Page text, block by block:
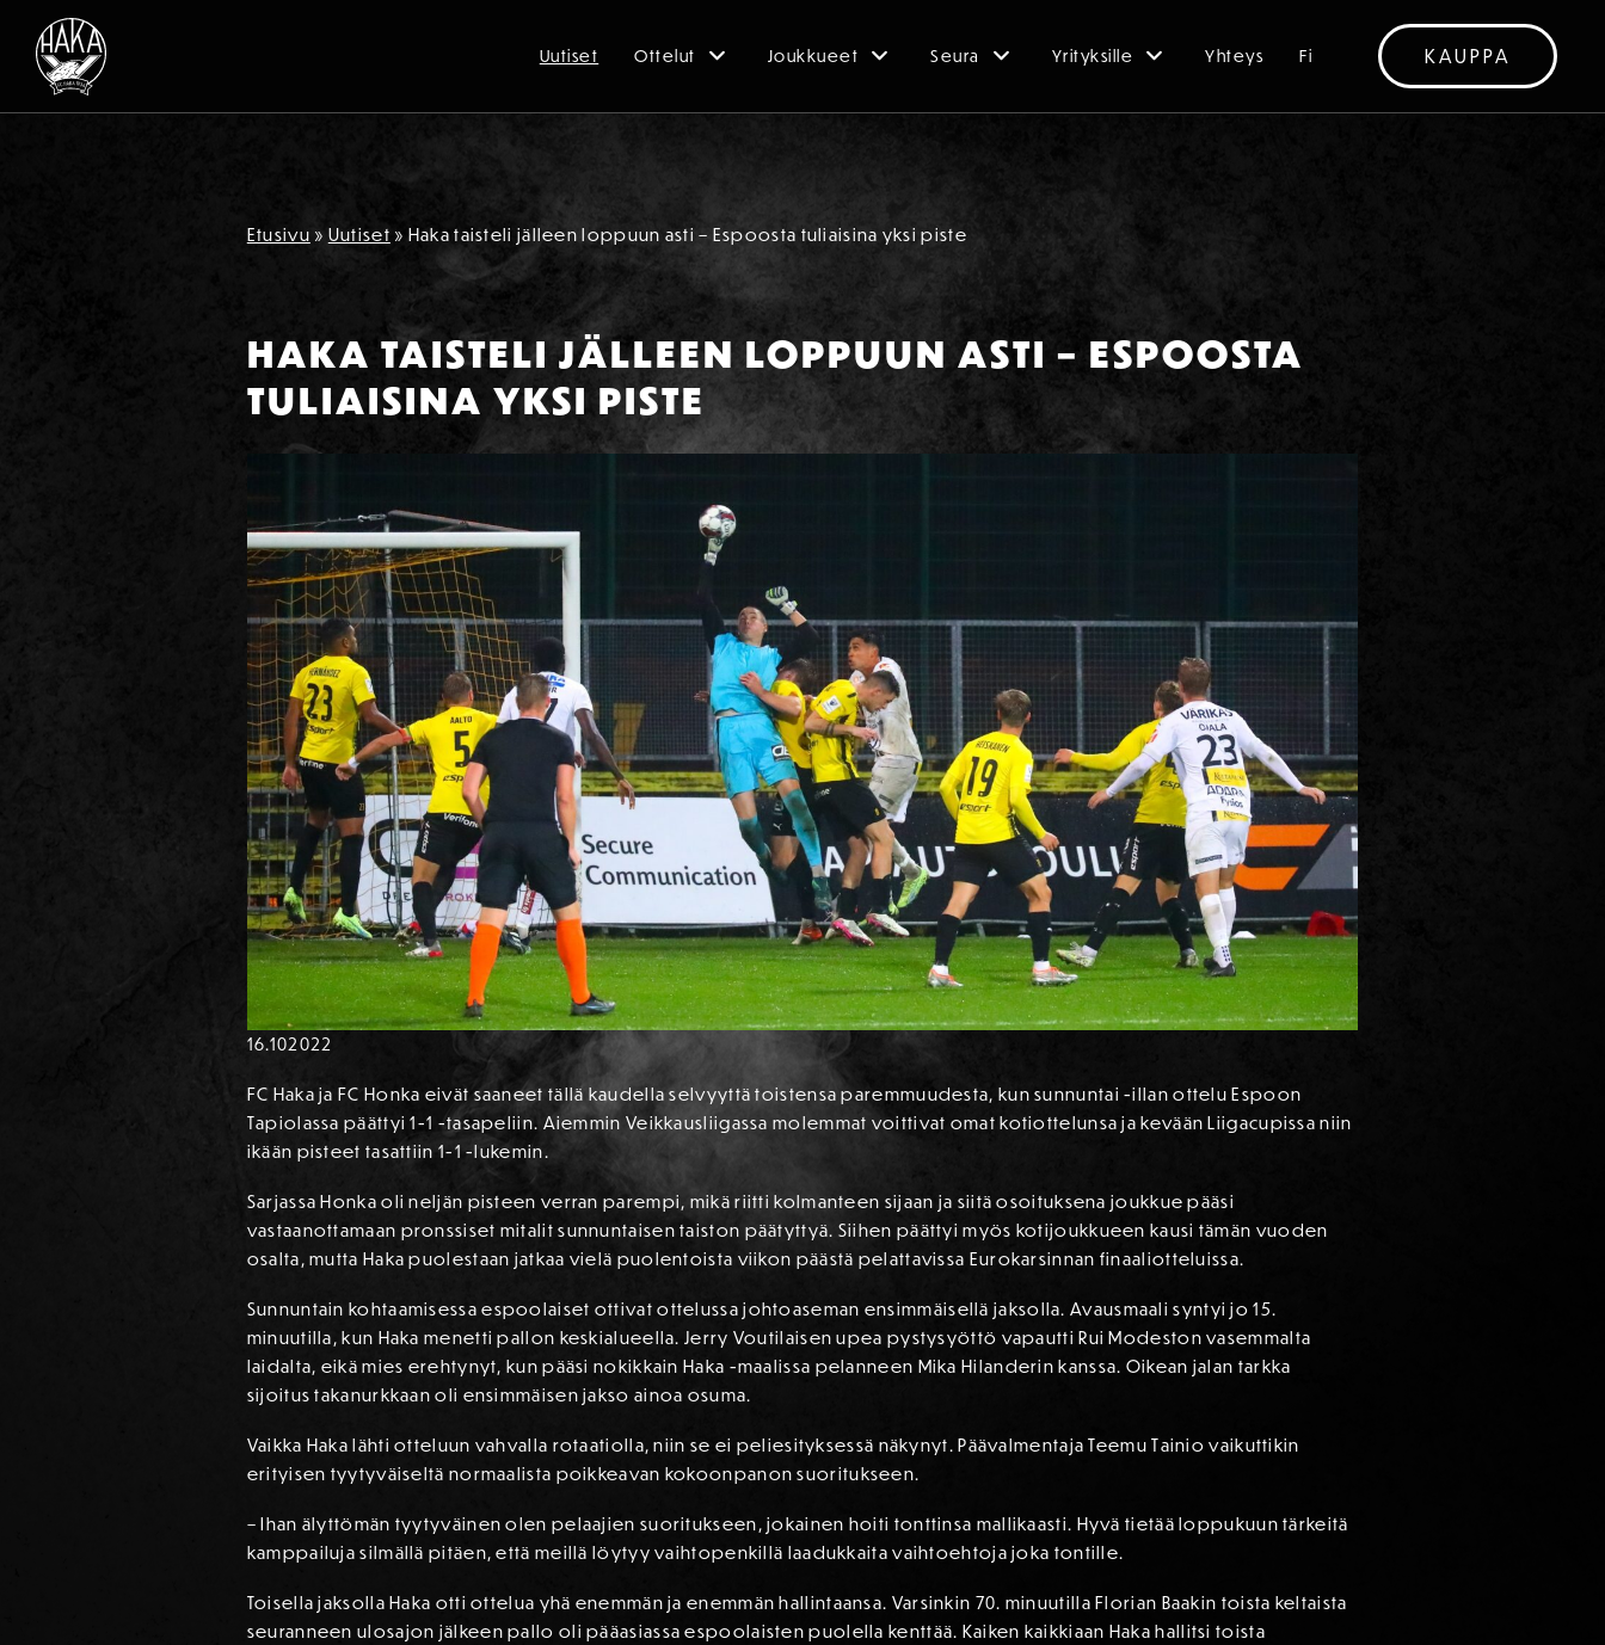
Siirry sisältöön
Uutiset Ottelut Joukkueet Seura Yrityksille Yhteys Fi KAUPPA
Etusivu » Uutiset » Haka taisteli jälleen loppuun asti – Espoosta tuliaisina yksi piste
HAKA TAISTELI JÄLLEEN LOPPUUN ASTI – ESPOOSTA
TULIAISINA YKSI PISTE
16.102022
FC Haka ja FC Honka eivät saaneet tällä kaudella selvyyttä toistensa paremmuudesta, kun sunnuntai -illan ottelu Espoon
Tapiolassa päättyi 1-1 -tasapeliin. Aiemmin Veikkausliigassa molemmat voittivat omat kotiottelunsa ja kevään Liigacupissa niin
ikään pisteet tasattiin 1-1 -lukemin.
Sarjassa Honka oli neljän pisteen verran parempi, mikä riitti kolmanteen sijaan ja siitä osoituksena joukkue pääsi
vastaanottamaan pronssiset mitalit sunnuntaisen taiston päätyttyä. Siihen päättyi myös kotijoukkueen kausi tämän vuoden
osalta, mutta Haka puolestaan jatkaa vielä puolentoista viikon päästä pelattavissa Eurokarsinnan finaaliotteluissa.
Sunnuntain kohtaamisessa espoolaiset ottivat ottelussa johtoaseman ensimmäisellä jaksolla. Avausmaali syntyi jo 15.
minuutilla, kun Haka menetti pallon keskialueella. Jerry Voutilaisen upea pystysyöttö vapautti Rui Modeston vasemmalta
laidalta, eikä mies erehtynyt, kun pääsi nokikkain Haka -maalissa pelanneen Mika Hilanderin kanssa. Oikean jalan tarkka
sijoitus takanurkkaan oli ensimmäisen jakso ainoa osuma.
Vaikka Haka lähti otteluun vahvalla rotaatiolla, niin se ei peliesityksessä näkynyt. Päävalmentaja Teemu Tainio vaikuttikin
erityisen tyytyväiseltä normaalista poikkeavan kokoonpanon suoritukseen.
– Ihan älyttömän tyytyväinen olen pelaajien suoritukseen, jokainen hoiti tonttinsa mallikaasti. Hyvä tietää loppukuun tärkeitä
kamppailuja silmällä pitäen, että meillä löytyy vaihtopenkillä laadukkaita vaihtoehtoja joka tontille.
Toisella jaksolla Haka otti ottelua yhä enemmän ja enemmän hallintaansa. Varsinkin 70. minuutilla Florian Baakin toista keltaista
seuranneen ulosajon jälkeen pallo oli pääasiassa espoolaisten puolella kenttää. Kaiken kaikkiaan Haka hallitsi toista